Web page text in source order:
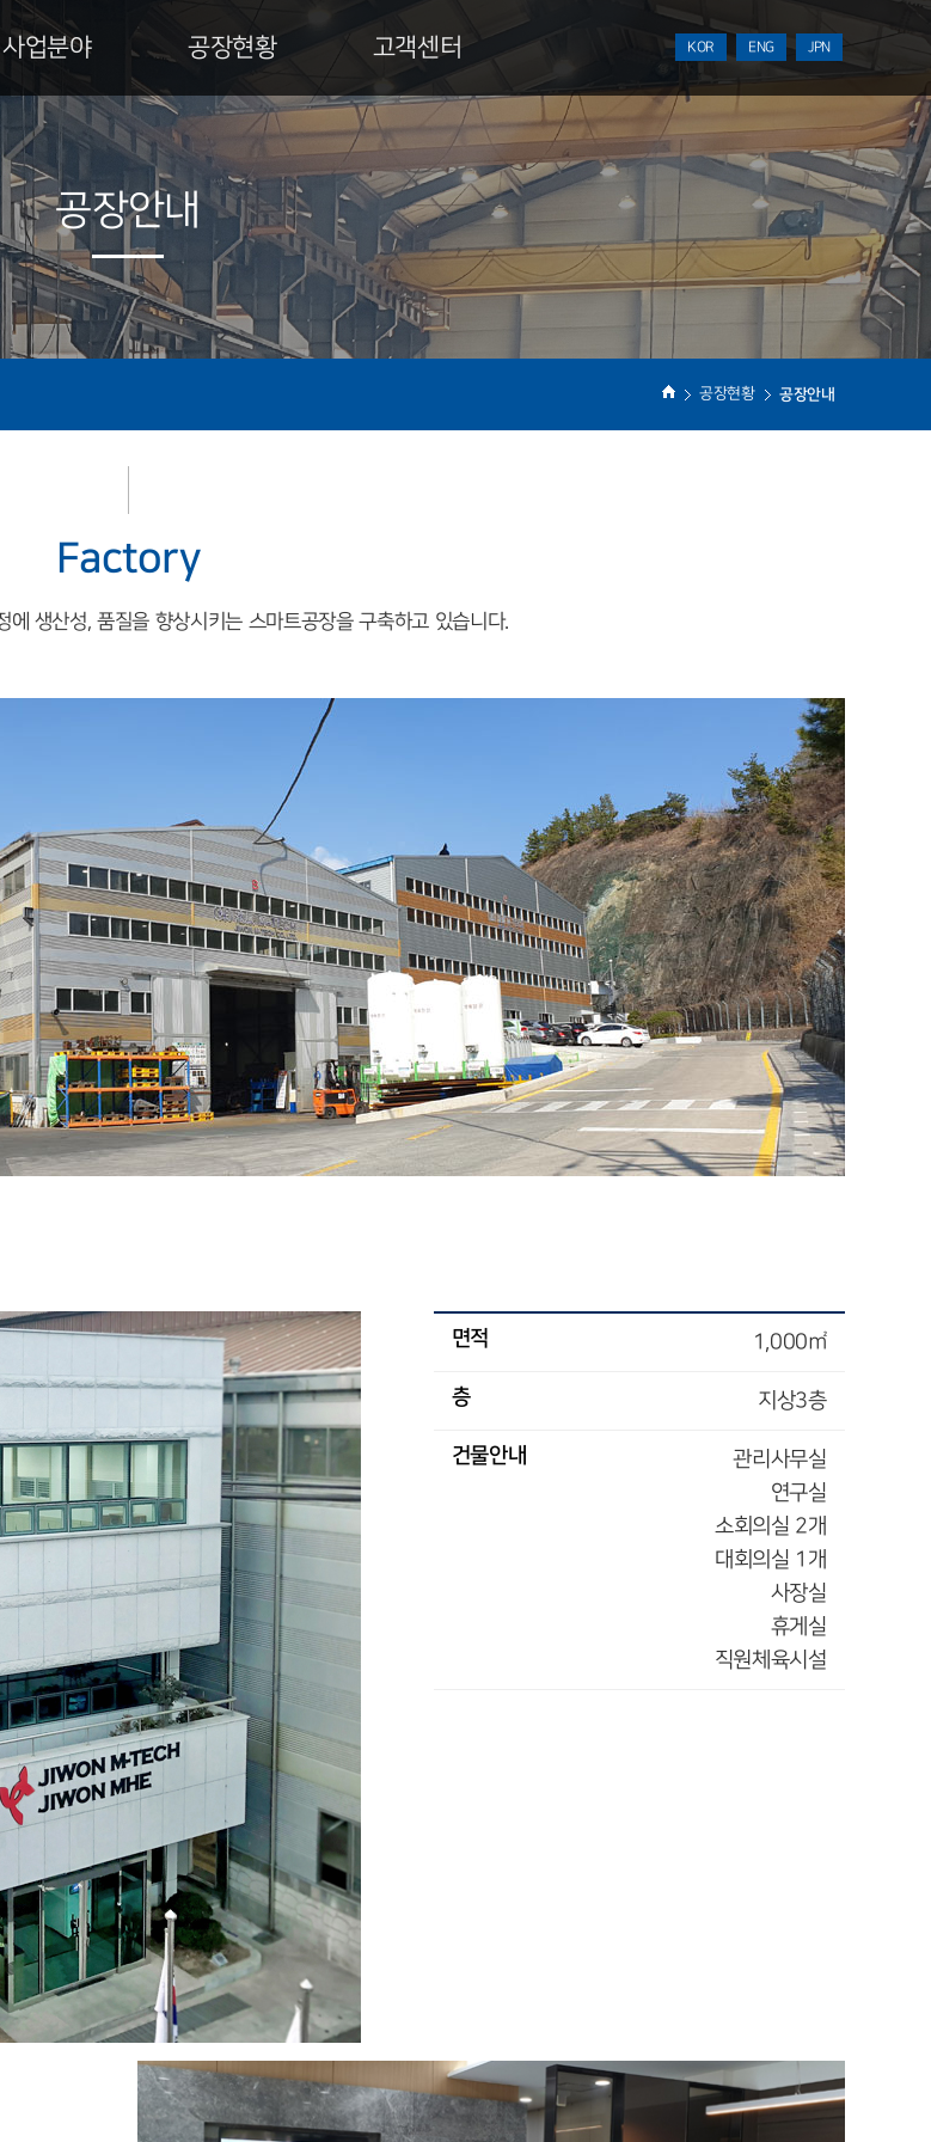
사업분야
특수건설장비
발전설비
운반하역설비
산업설비
엔지니어링
공장현황
공장안내
제작공정
인증서
고객센터
견적의뢰
KOR ENG JPN
공장현황 공장안내
공장안내
Factory
에 생산성, 품질을 향상시키는 스마트공장을 구축하고 있습니다.
면적 1,000㎡
층 지상3층
건물안내
관리사무실
연구실
소회의실 2개
대회의실 1개
사장실
휴게실
직원체육시설